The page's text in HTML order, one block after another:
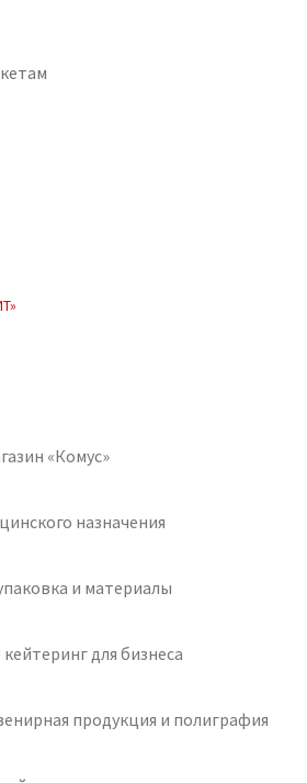
«Комус»
назначения
и материалы
для бизнеса
продукция и полиграфия